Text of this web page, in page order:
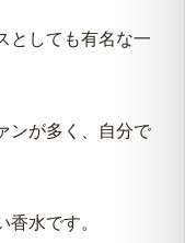
としても有名な一
ンが多く、自分で
水です。